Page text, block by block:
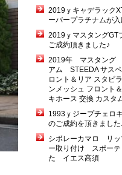
2019ｙキャデラック
ーバープラチナムが
2019ｙマスタングGT
ご成約頂きました♪
2019年 マスタング
アム STEEDA サス
ロント＆リア スタビ
ンメッシュ フロント
キホース 交換 カスタ
1993ｙジープチェロ
のご成約を頂きました
シボレーカマロ リッ
ー取り付け スポーテ
た イエス高須